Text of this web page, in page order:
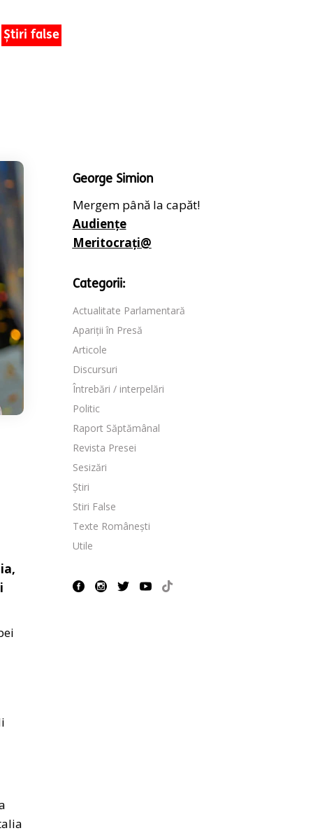
Știri false
George Simion
Mergem până la capăt!
Audiențe
Meritocrați@
Categorii:
Actualitate Parlamentară
Apariții în Presă
Articole
Discursuri
Întrebări / interpelări
Politic
Raport Săptămânal
Revista Presei
Sesizări
Știri
Stiri False
Texte Românești
Utile